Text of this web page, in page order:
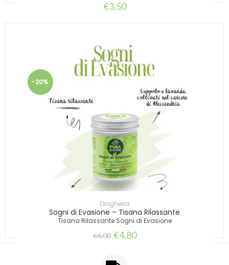
€3,50
-20%
AGGIUNGI AL CARRELLO
Drogheria
Sogni di Evasione – Tisana Rilassante
Tisana Rilassante Sogni di Evasione
€6,00 €4,80